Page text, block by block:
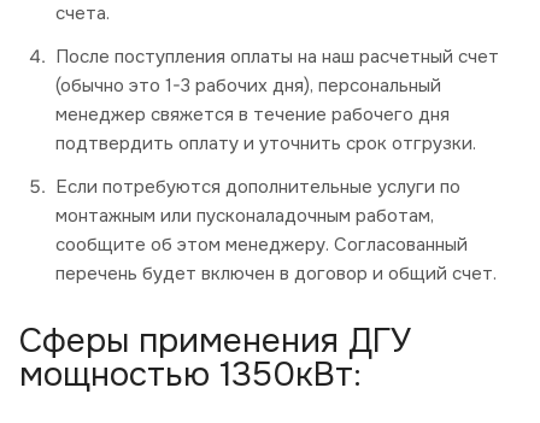
счета.
После поступления оплаты на наш расчетный счет
(обычно это 1-3 рабочих дня), персональный
менеджер свяжется в течение рабочего дня
подтвердить оплату и уточнить срок отгрузки.
Если потребуются дополнительные услуги по
монтажным или пусконаладочным работам,
сообщите об этом менеджеру. Согласованный
перечень будет включен в договор и общий счет.
Сферы применения ДГУ
мощностью 1350кВт: